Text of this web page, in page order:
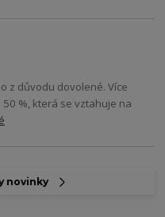
z důvodu dovolené. Více
%, která se vztahuje na
novinky